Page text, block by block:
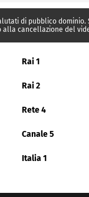
di pubblico
alla cancellazione del
Rai 1
Rai 2
Rete 4
Canale 5
Italia 1